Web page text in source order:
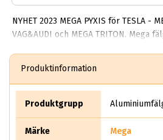
NYHET 2023 MEGA PYXIS för TESLA -
VAG&AUDI och MEGA TRITON. Mega
deras förmåga att alltid skapa
vinter och sommarbruk. I kollektionen finns Hercules 5 och
storsäljaren Polera samt Virgo.
trailer så har mega Wheels ett stort
Produktinformation
Produktgrupp
Märke Mega